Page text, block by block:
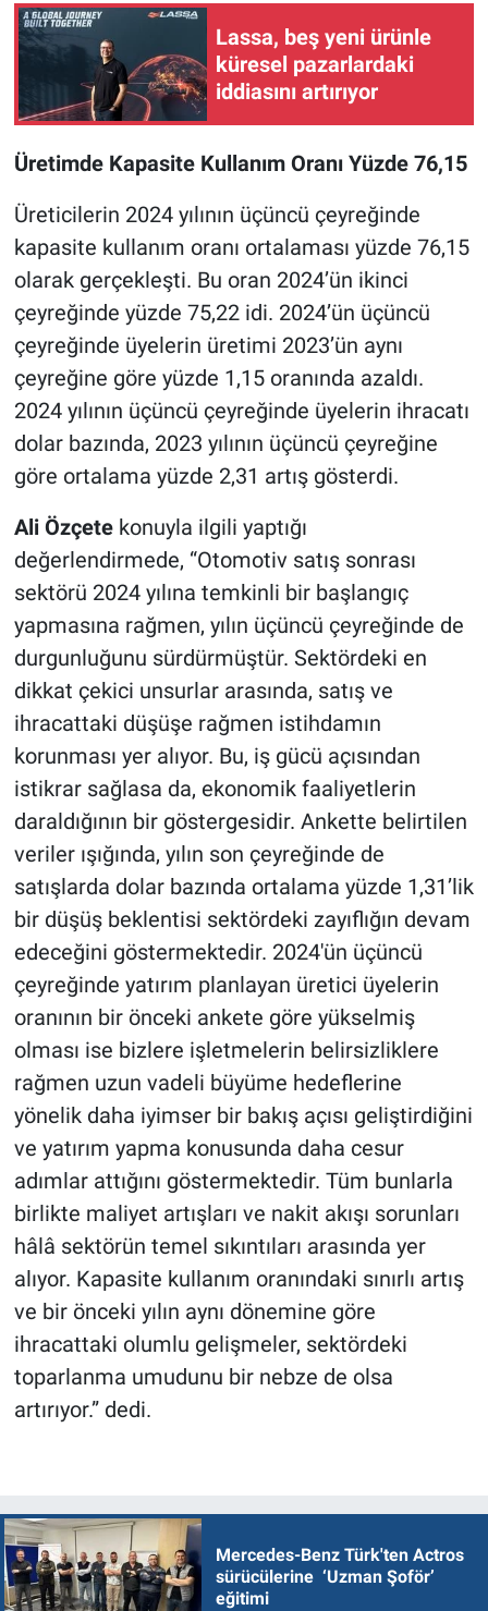
Lassa, beş yeni ürünle
küresel pazarlardaki
iddiasını artırıyor
Üretimde Kapasite Kullanım Oranı Yüzde 76,15
Üreticilerin 2024 yılının üçüncü çeyreğinde
kapasite kullanım oranı ortalaması yüzde 76,15
olarak gerçekleşti. Bu oran 2024’ün ikinci
çeyreğinde yüzde 75,22 idi. 2024’ün üçüncü
çeyreğinde üyelerin üretimi 2023’ün aynı
çeyreğine göre yüzde 1,15 oranında azaldı.
2024 yılının üçüncü çeyreğinde üyelerin ihracatı
dolar bazında, 2023 yılının üçüncü çeyreğine
göre ortalama yüzde 2,31 artış gösterdi.
Ali Özçetekonuyla ilgili yaptığı
değerlendirmede, “Otomotiv satış sonrası
sektörü 2024 yılına temkinli bir başlangıç
yapmasına rağmen, yılın üçüncü çeyreğinde de
durgunluğunu sürdürmüştür. Sektördeki en
dikkat çekici unsurlar arasında, satış ve
ihracattaki düşüşe rağmen istihdamın
korunması yer alıyor. Bu, iş gücü açısından
istikrar sağlasa da, ekonomik faaliyetlerin
daraldığının bir göstergesidir. Ankette belirtilen
veriler ışığında, yılın son çeyreğinde de
satışlarda dolar bazında ortalama yüzde 1,31’lik
bir düşüş beklentisi sektördeki zayıflığın devam
edeceğini göstermektedir. 2024'ün üçüncü
çeyreğinde yatırım planlayan üretici üyelerin
oranının bir önceki ankete göre yükselmiş
olması ise bizlere işletmelerin belirsizliklere
rağmen uzun vadeli büyüme hedeflerine
yönelik daha iyimser bir bakış açısı geliştirdiğini
ve yatırım yapma konusunda daha cesur
adımlar attığını göstermektedir. Tüm bunlarla
birlikte maliyet artışları ve nakit akışı sorunları
hâlâ sektörün temel sıkıntıları arasında yer
alıyor. Kapasite kullanım oranındaki sınırlı artış
ve bir önceki yılın aynı dönemine göre
ihracattaki olumlu gelişmeler, sektördeki
toparlanma umudunu bir nebze de olsa
artırıyor.” dedi.
Mercedes-Benz Türk'ten Actros
sürücülerine ‘Uzman Şoför’
eğitimi